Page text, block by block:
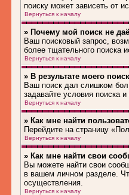
поиску может зависеть от
Вернуться к началу
» Почему мой поиск не
Ваш поисковый запрос,
более тщательного поиска
Вернуться к началу
» В результате моего
Ваш поиск дал слишком
задавайте условия поиска
Вернуться к началу
» Как мне найти
Перейдите на страницу
Вернуться к началу
» Как мне найти свои
Вы можете найти свои
в вашем личном разделе.
осуществления.
Вернуться к началу